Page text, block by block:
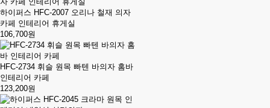
하이퍼스 HFC-2007 오리나 철재 의자
카페 인테리어 휴게실
106,700원
HFC-2734 휘슬 원목 빠텐 바의자 홈바
인테리어 카페
123,200원